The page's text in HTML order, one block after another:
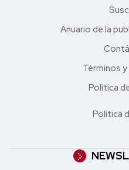
Anuario de la
Términos
Política
Política